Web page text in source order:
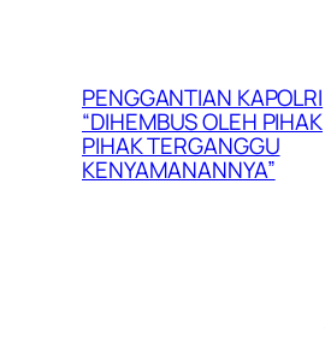
PENGGANTIAN KAPOLRI
“DIHEMBUS OLEH PIHAK
PIHAK TERGANGGU
KENYAMANANNYA”